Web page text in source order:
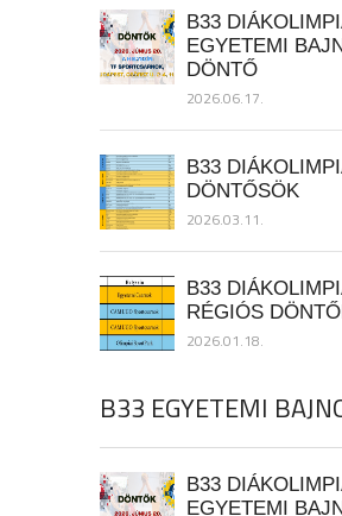
B33
EGYETEMI
DÖNTŐ
2026.06.17.
B33
DÖNTŐSÖK
2026.03.11.
B33
RÉGIÓS
2026.01.18.
B33 EGYETEMI
B33
EGYETEMI